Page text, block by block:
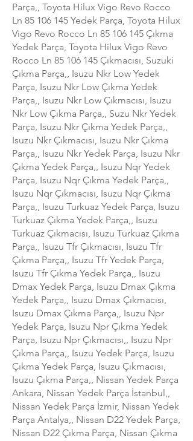
Parça,, Toyota Hilux Vigo Revo Rocco
Ln 85 106 145 Yedek Parça, Toyota Hilux
Vigo Revo Rocco Ln 85 106 145 Çıkma
Yedek Parça, Toyota Hilux Vigo Revo
Rocco Ln 85 106 145 Çıkmacısı, Suzuki
Çıkma Parça,, Isuzu Nkr Low Yedek
Parça, Isuzu Nkr Low Çıkma Yedek
Parça,, Isuzu Nkr Low Çıkmacısı, Isuzu
Nkr Low Çıkma Parça,, Suzu Nkr Yedek
Parça, Isuzu Nkr Çıkma Yedek Parça,,
Isuzu Nkr Çıkmacısı, Isuzu Nkr Çıkma
Parça,, Isuzu Nkr Yedek Parça, Isuzu Nkr
Çıkma Yedek Parça,, Isuzu Nqr Yedek
Parça, Isuzu Nqr Çıkma Yedek Parça,,
Isuzu Nqr Çıkmacısı, Isuzu Nqr Çıkma
Parça,, Isuzu Turkuaz Yedek Parça, Isuzu
Turkuaz Çıkma Yedek Parça,, Isuzu
Turkuaz Çıkmacısı, Isuzu Turkuaz Çıkma
Parça,, Isuzu Tfr Çıkmacısı, Isuzu Tfr
Çıkma Parça,, Isuzu Tfr Yedek Parça,
Isuzu Tfr Çıkma Yedek Parça,, Isuzu
Dmax Yedek Parça, Isuzu Dmax Çıkma
Yedek Parça,, Isuzu Dmax Çıkmacısı,
Isuzu Dmax Çıkma Parça,, Isuzu Npr
Yedek Parça, Isuzu Npr Çıkma Yedek
Parça, Isuzu Npr Çıkmacısı,, Isuzu Npr
Çıkma Parça,, Isuzu Yedek Parça, Isuzu
Çıkma Yedek Parça, Isuzu Çıkmacısı,
Isuzu Çıkma Parça,, Nissan Yedek Parça
Ankara, Nissan Yedek Parça İstanbul,,
Nissan Yedek Parça İzmir, Nissan Yedek
Parça Antalya,, Nissan D22 Yedek Parça,
Nissan D22 Çıkma Parça, Nissan Çıkma